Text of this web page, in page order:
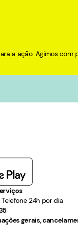
a ação. Agimos
24h por dia
gerais,